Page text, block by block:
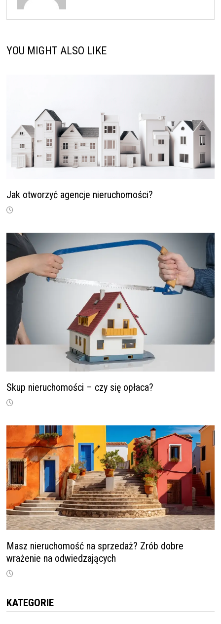
YOU MIGHT ALSO LIKE
Jak otworzyć agencje nieruchomości?
Skup nieruchomości – czy się opłaca?
Masz nieruchomość na sprzedaż? Zrób dobre
wrażenie na odwiedzających
KATEGORIE